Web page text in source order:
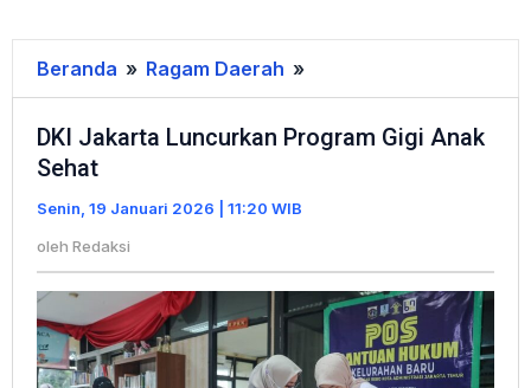
Beranda » Ragam Daerah »
Jakarta
Luncurkan
Sehat
DKI Jakarta Luncurkan Program Gigi Anak
Sehat
Senin, 19 Januari 2026 | 11:20 WIB
oleh Redaksi